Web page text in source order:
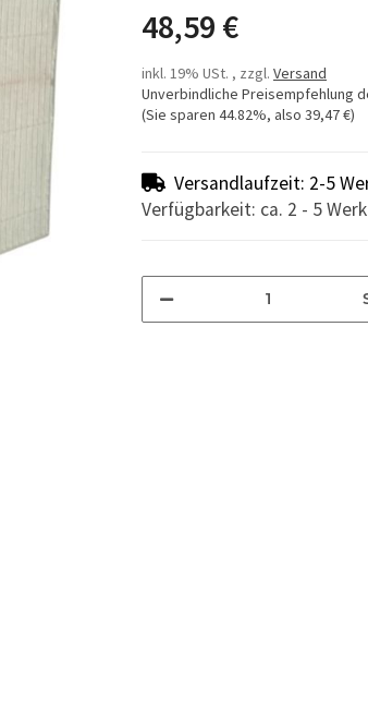
48,59 €
inkl. 19% USt. , zzgl. Versand
Unverbindliche Preisempfehlung
(Sie sparen 44.82%, also 39,47 €)
Versandlaufzeit: 2-5
Verfügbarkeit: ca. 2 - 5